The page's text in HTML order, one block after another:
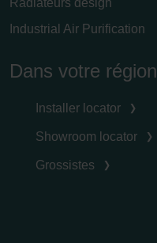
Radiateurs design
Industrial Air Purification
Dans votre région
Installer locator
Showroom locator
Grossistes